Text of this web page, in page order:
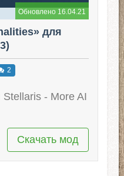
Обновлено 16.04.21
для
2
- More AI
Скачать мод